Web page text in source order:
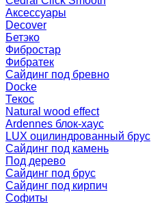
Аксессуары
Decover
Бетэко
Фибростар
Фибратек
Сайдинг под бревно
Docke
Текос
Natural wood effect
Ardennes блок-хаус
LUX оцилиндрованный брус
Сайдинг под камень
Под дерево
Сайдинг под брус
Сайдинг под кирпич
Софиты